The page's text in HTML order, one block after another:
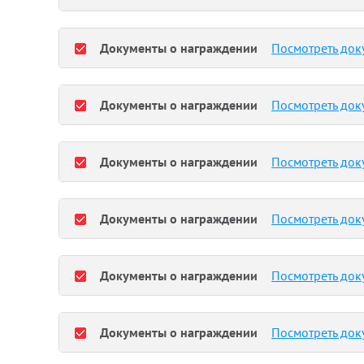
Документы о награждении Посмотреть
Документы о награждении Посмотреть
Документы о награждении Посмотреть
Документы о награждении Посмотреть
Документы о награждении Посмотреть
Документы о награждении Посмотреть